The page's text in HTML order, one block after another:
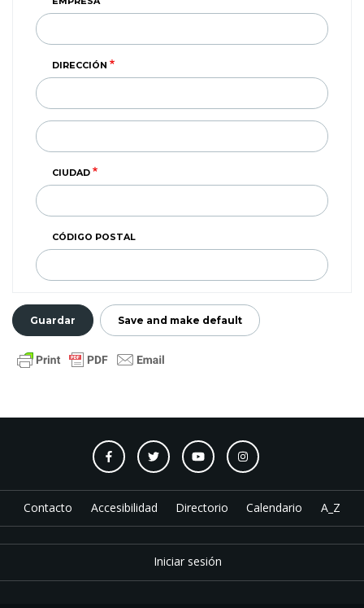
DIRECCIÓN
LINEA)
CIUDAD
CÓDIGO POSTAL
Contacto Accesibilidad Directorio Calendario A_Z
Iniciar sesión